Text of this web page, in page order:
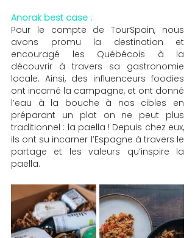
Anorak best case :
Pour le compte de TourSpain, nous
avons promu la destination et
encouragé les Québécois à la
découvrir à travers sa gastronomie
locale. Ainsi, des influenceurs foodies
ont incarné la campagne, et ont donné
l’eau à la bouche à nos cibles en
préparant un plat on ne peut plus
traditionnel : la paella ! Depuis chez eux,
ils ont su incarner l’Espagne à travers le
partage et les valeurs qu’inspire la
paella.